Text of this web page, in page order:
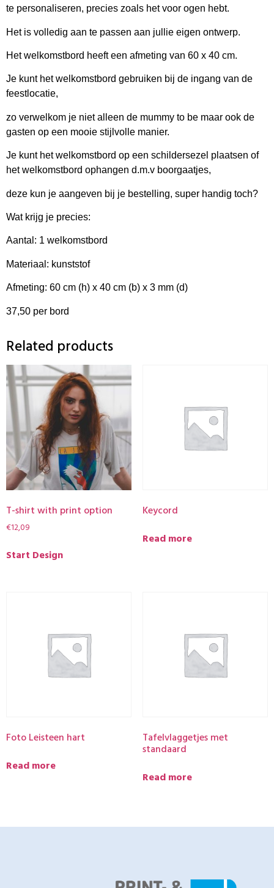
te personaliseren, precies zoals het voor ogen hebt.
Het is volledig aan te passen aan jullie eigen ontwerp.
Het welkomstbord heeft een afmeting van 60 x 40 cm.
Je kunt het welkomstbord gebruiken bij de ingang van de
feestlocatie,
zo verwelkom je niet alleen de mummy to be maar ook de
gasten op een mooie stijlvolle manier.
Je kunt het welkomstbord op een schildersezel plaatsen of
het welkomstbord ophangen d.m.v boorgaatjes,
deze kun je aangeven bij je bestelling, super handig toch?
Wat krijg je precies:
Aantal: 1 welkomstbord
Materiaal: kunststof
Afmeting: 60 cm (h) x 40 cm (b) x 3 mm (d)
37,50 per bord
Related products
T-shirt with print option
€12,09
Start Design
Keycord
Read more
Foto Leisteen hart
Read more
Tafelvlaggetjes met
standaard
Read more